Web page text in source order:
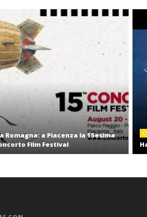
Romagna: a Piacenza la 15esima
Film Festival